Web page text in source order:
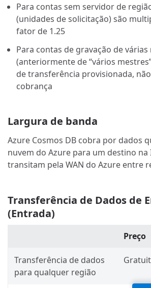
Para contas sem servidor de
(unidades de solicitação) são
fator de 1.25
Para contas de gravação de várias
(anteriormente de “vários
de transferência provisionada,
cobrança
Largura de banda
Azure Cosmos DB cobra por dados
nuvem do Azure para um destino
transitam pela WAN do Azure entre
Transferência de Dados de
(Entrada)
Preço
Transferência de dados
para qualquer região